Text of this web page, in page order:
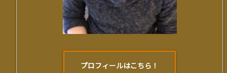
プロフィールはこちら！